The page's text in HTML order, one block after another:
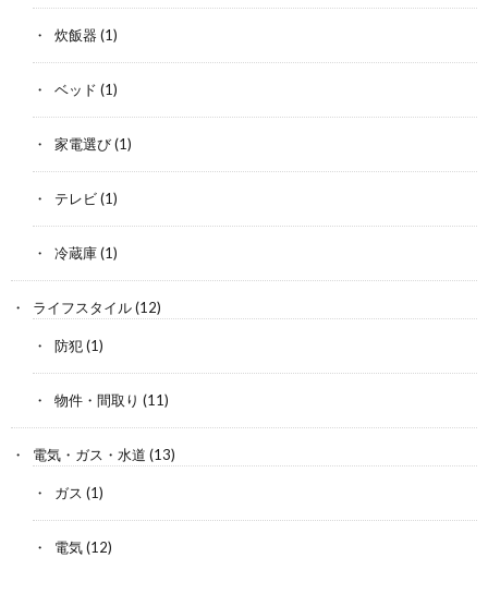
炊飯器 (1)
ベッド (1)
家電選び(1)
テレビ(1)
冷蔵庫(1)
ライフスタイル(12)
防犯(1)
物件・間取り (11)
電気・ガス・水道 (13)
ガス (1)
電気(12)